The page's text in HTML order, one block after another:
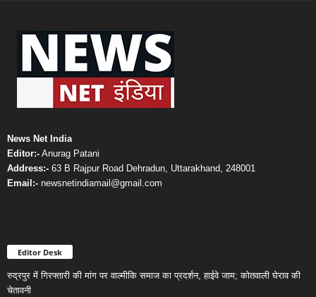
News Net India
Editor:- Anurag Patani
Address:- 63 B Rajpur Road Dehradun, Uttarakhand, 248001
Email:- newsnetindiamail@gmail.com
Editor Desk
रुद्रपुर में गिरफ्तारी की मांग पर वाल्मीकि समाज का प्रदर्शन, हाईवे जाम; कोतवाली घेराव की
चेतावनी